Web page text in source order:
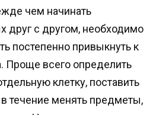
чем начинать
друг с другом, необходимо
постепенно привыкнуть к
Проще всего определить
клетку, поставить
течение менять предметы,